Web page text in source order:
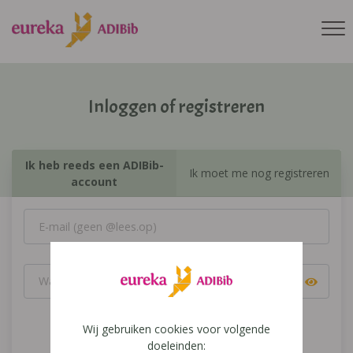
Inloggen of registreren
Ik heb reeds een ADIBib-
account
Ik moet me nog registreren
Inloggen
Wij gebruiken cookies voor volgende
doeleinden: